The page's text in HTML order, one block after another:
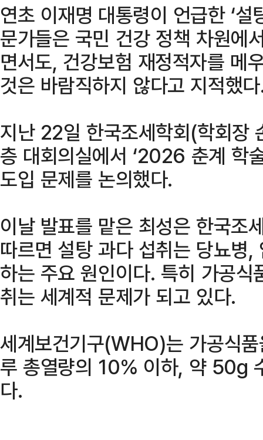
연초 이재명 대통령이 언급한 ‘
문가들은 국민 건강 정책 차원에
면서도, 건강보험 재정적자를 메
것은 바람직하지 않다고 지적했
지난 22일 한국조세학회(학회장
층 대회의실에서 ‘2026 춘계 학
도입 문제를 논의했다.
이날 발표를 맡은 최성은 한국조
따르면 설탕 과다 섭취는 당뇨병
하는 주요 원인이다. 특히 가공
취는 세계적 문제가 되고 있다.
세계보건기구(WHO)는 가공식
루 총열량의 10% 이하, 약 50g
다.